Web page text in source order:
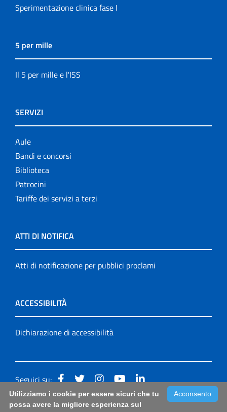
Sperimentazione clinica fase I
5 per mille
Il 5 per mille e l'ISS
SERVIZI
Aule
Bandi e concorsi
Biblioteca
Patrocini
Tariffe dei servizi a terzi
ATTI DI NOTIFICA
Atti di notificazione per pubblici proclami
ACCESSIBILITÀ
Dichiarazione di accessibilità
Seguici su:
Accessibilità: form di segnalazione di prima istanza per
Acconsento
Utilizziamo i cookie per essere sicuri che tu
possa avere la migliore esperienza sul